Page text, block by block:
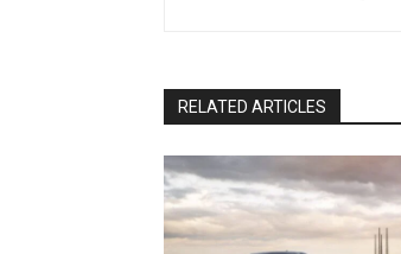
RELATED ARTICLES